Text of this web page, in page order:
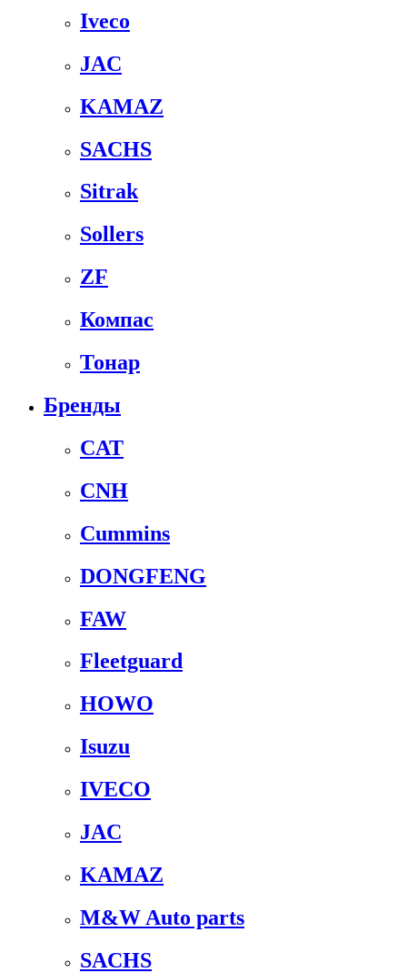
Iveco
JAC
KAMAZ
SACHS
Sitrak
Sollers
ZF
Компас
Тонар
Бренды
CAT
CNH
Cummins
DONGFENG
FAW
Fleetguard
HOWO
Isuzu
IVECO
JAC
KAMAZ
M&W Auto parts
SACHS